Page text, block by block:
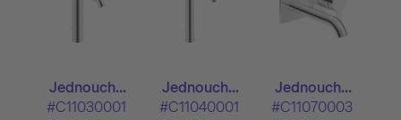
Jednouch...
#C11030001
Jednouch...
#C11040001
Jednouch...
#C11070003